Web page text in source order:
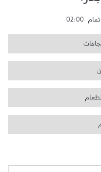
02:00